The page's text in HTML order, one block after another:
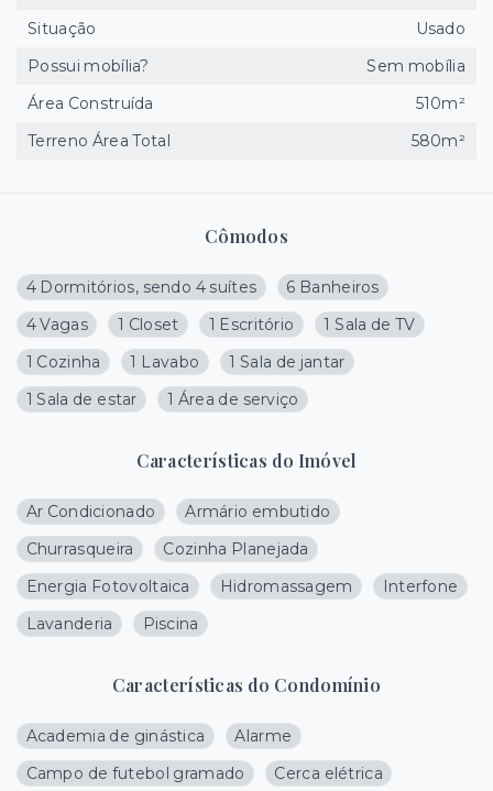
Cômodos
4 Dormitórios, sendo 4 suítes
6 Banheiros
4 Vagas
1 Closet 1 Escritório
1 Sala de TV
1 Cozinha
1 Lavabo
1 Sala de jantar
1 Sala de estar
1 Área de serviço
Características do Imóvel
Ar Condicionado
Armário embutido
Churrasqueira
Cozinha Planejada
Energia Fotovoltaica
Hidromassagem
Interfone
Lavanderia
Piscina
Características do Condomínio
Academia de ginástica
Alarme
Campo de futebol gramado
Cerca elétrica
Situação
Usado
Possui mobília?
Sem mobília
Área Construída
510m²
Terreno Área Total
580m²